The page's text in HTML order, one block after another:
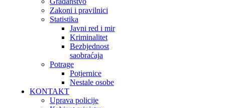
Zakoni i pravilnici
Statistika
Javni red i mir
Kriminalitet
Bezbjednost
saobraćaja
Potrage
Potjernice
Nestale osobe
KONTAKT
Uprava policije